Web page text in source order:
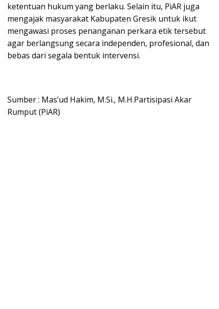
ketentuan hukum yang berlaku. Selain itu, PiAR juga
mengajak masyarakat Kabupaten Gresik untuk ikut
mengawasi proses penanganan perkara etik tersebut
agar berlangsung secara independen, profesional, dan
bebas dari segala bentuk intervensi.
Sumber : Mas’ud Hakim, M.Si., M.H.Partisipasi Akar
Rumput (PiAR)